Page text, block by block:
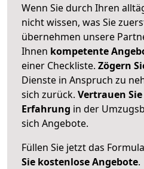
Wenn Sie durch Ihren
nicht wissen, was Sie
übernehmen unsere
Ihnen kompetente
einer Checkliste. Zögern
Dienste in Anspruch zu
sich zurück. Vertrauen
Erfahrung in der
sich Angebote.
Füllen Sie jetzt das
Sie kostenlose Angebote.